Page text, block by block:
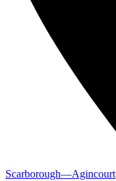
Scarborough—Agincourt